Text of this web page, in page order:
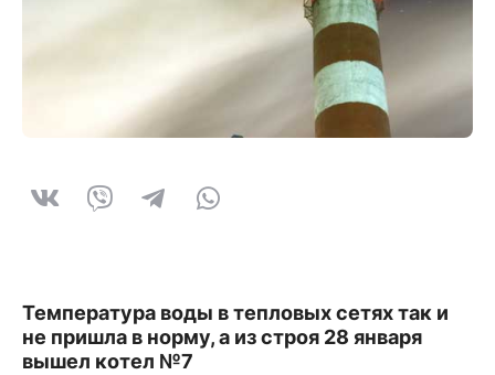
Температура воды в тепловых сетях так и
не пришла в норму, а из строя 28 января
вышел котел №7